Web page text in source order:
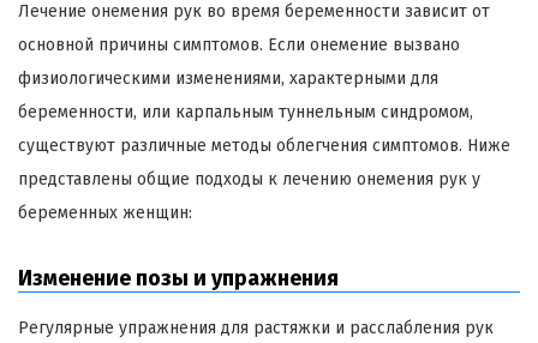
Лечение онемения рук во время беременности зависит от
основной причины симптомов. Если онемение вызвано
физиологическими изменениями, характерными для
беременности, или карпальным туннельным синдромом,
существуют различные методы облегчения симптомов. Ниже
представлены общие подходы к лечению онемения рук у
беременных женщин:
Изменение позы и упражнения
Регулярные упражнения для растяжки и расслабления рук